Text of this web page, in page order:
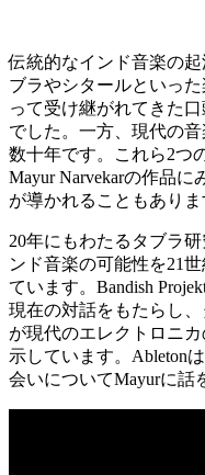
伝統的なインド音楽の
ブラやシタールといっ
って受け継がれてきた
でした。一方、現代の
数十年です。これら2つ
Mayur Narvekarの作品
が導かれることもありま
20年にもわたるタブラ
ンド音楽の可能性を21
ています。Bandish
現在の対話をもたらし
が現代のエレクトロニ
示しています。Ableton
会いについてMayurに話